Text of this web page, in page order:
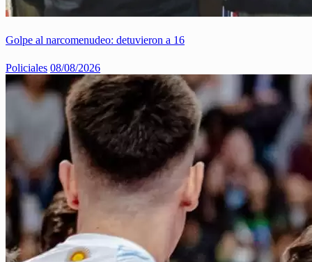
Golpe al narcomenudeo: detuvieron a 16
Policiales 08/08/2026